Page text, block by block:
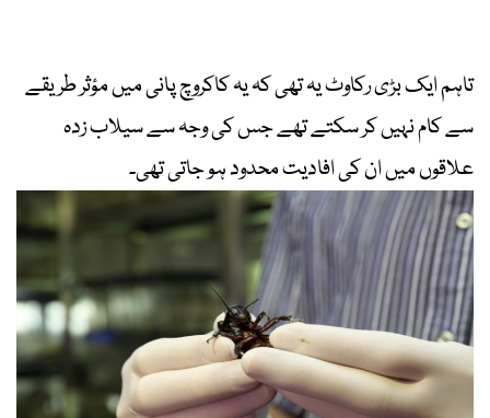
تاہم ایک بڑی رکاوٹ یہ تھی کہ یہ کاکروچ پانی میں مؤثر طریقے
سے کام نہیں کر سکتے تھے جس کی وجہ سے سیلاب زدہ
علاقوں میں ان کی افادیت محدود ہو جاتی تھی۔